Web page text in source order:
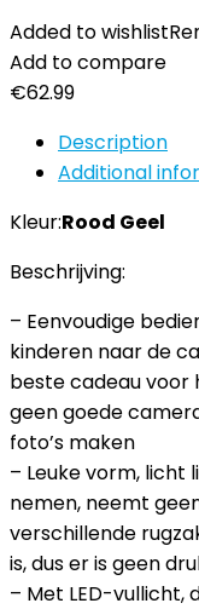
Added to wishlist
Add to compare
€62.99
Description
Additional
Kleur:Rood Geel
Beschrijving:
– Eenvoudige
kinderen naar de
beste cadeau voor
geen goede
foto’s maken
– Leuke vorm, licht
nemen, neemt
verschillende
is, dus er is geen
– Met LED-vullicht,